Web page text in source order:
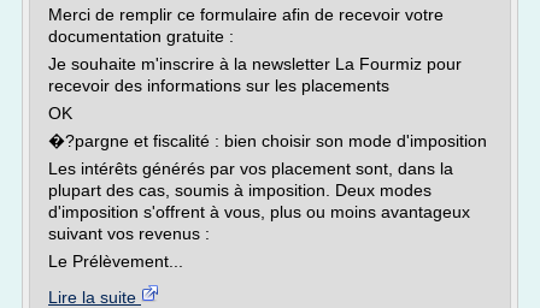
Merci de remplir ce formulaire afin de recevoir votre
documentation gratuite :
Je souhaite m'inscrire à la newsletter La Fourmiz pour
recevoir des informations sur les placements
OK
�?pargne et fiscalité : bien choisir son mode d'imposition
Les intérêts générés par vos placement sont, dans la
plupart des cas, soumis à imposition. Deux modes
d'imposition s'offrent à vous, plus ou moins avantageux
suivant vos revenus :
Le Prélèvement...
Lire la suite